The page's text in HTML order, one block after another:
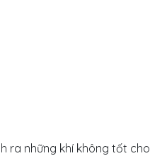
ra những khí không tốt cho